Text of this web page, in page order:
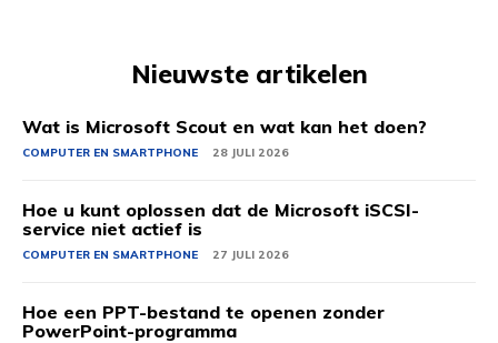
Nieuwste artikelen
Wat is Microsoft Scout en wat kan het doen?
COMPUTER EN SMARTPHONE 28 JULI 2026
Hoe u kunt oplossen dat de Microsoft iSCSI-
service niet actief is
COMPUTER EN SMARTPHONE 27 JULI 2026
Hoe een PPT-bestand te openen zonder
PowerPoint-programma